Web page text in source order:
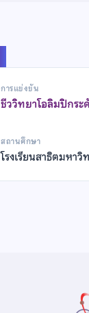
การแข่งขัน
ชีววิทยาโอลิมปิกระ
สถานศึกษา
โรงเรียนสาธิตมหา